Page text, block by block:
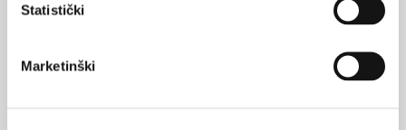
Statistički
MarketinškiMentalno